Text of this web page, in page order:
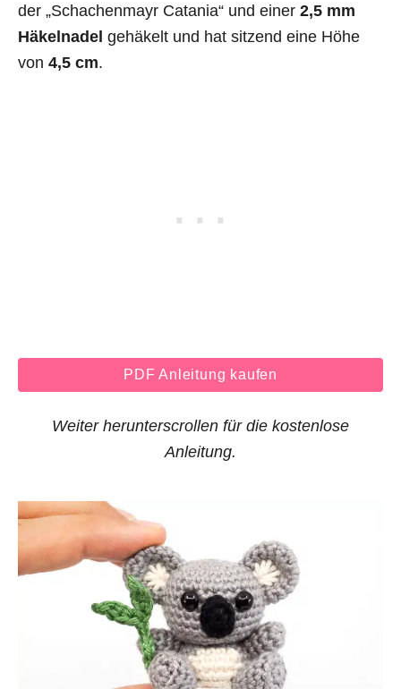
der „Schachenmayr Catania“ und einer 2,5 mm
Häkelnadel gehäkelt und hat sitzend eine Höhe
von 4,5 cm.
PDF Anleitung kaufen
Weiter herunterscrollen für die kostenlose
Anleitung.